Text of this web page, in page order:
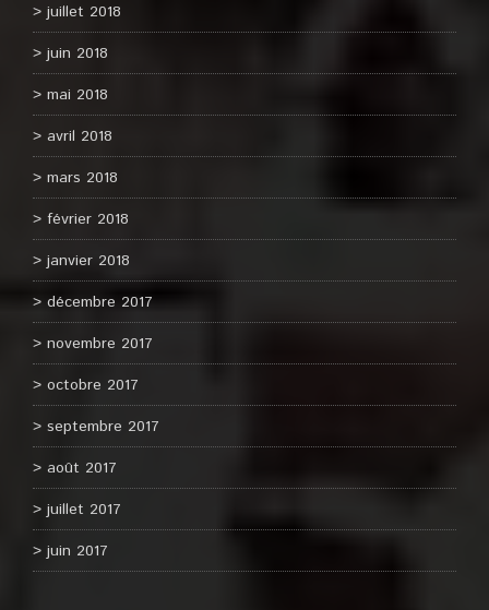
juillet 2018
juin 2018
mai 2018
avril 2018
mars 2018
février 2018
janvier 2018
décembre 2017
novembre 2017
octobre 2017
septembre 2017
août 2017
juillet 2017
juin 2017